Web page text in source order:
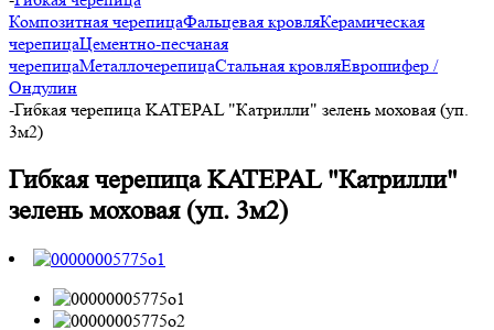
Композитная черепицаФальцевая кровляКерамическая
черепицаЦементно-песчаная
черепицаМеталлочерепицаСтальная кровляЕврошифер /
Ондулин
-Гибкая черепица KATEPAL "Катрилли" зелень моховая (уп.
3м2)
Гибкая черепица KATEPAL "Катрилли"
зелень моховая (уп. 3м2)